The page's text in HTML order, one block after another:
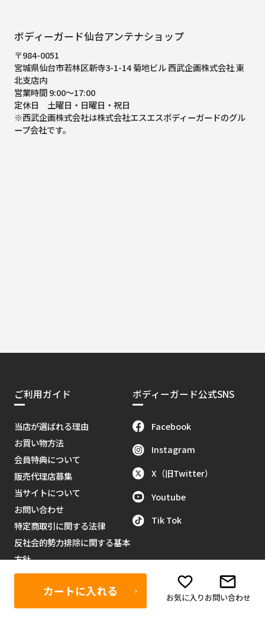
カートに入れる お気に入りお問い合わせ
ボディーガード仙台アンテナショップ
〒984-0051
宮城県仙台市若林区新寺3-1-14 菊地ビル 西武企画株式会社 東
北支店内
営業時間 9:00～17:00
定休日 土曜日・日曜日・祝日
※西武企画株式会社は株式会社エスエスボディーガードのグル
ープ会社です。
ご利用ガイド
当店が選ばれる理由
お買い物方法
会員特典について
販売代理店募集
当サイトについて
お問い合わせ
特定商取引に関する法律
反社会的勢力排除に関する基本
方針
ボディーガード公式SNS
Facebook
Instagram
X（旧Twitter）
Youtube
Tik Tok
営業日カレンダー